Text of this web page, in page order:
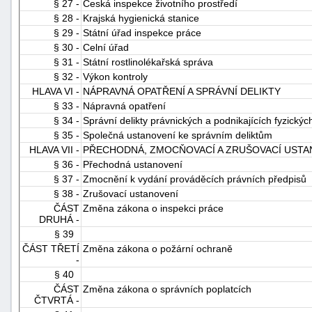
§ 27 - Česká inspekce životního prostředí
§ 28 - Krajská hygienická stanice
§ 29 - Státní úřad inspekce práce
§ 30 - Celní úřad
§ 31 - Státní rostlinolékařská správa
§ 32 - Výkon kontroly
HLAVA VI - NÁPRAVNÁ OPATŘENÍ A SPRÁVNÍ DELIKTY
§ 33 - Nápravná opatření
§ 34 - Správní delikty právnických a podnikajících
§ 35 - Společná ustanovení ke správním deliktům
HLAVA VII - PŘECHODNÁ, ZMOCŇOVACÍ A ZRUŠOVACÍ
§ 36 - Přechodná ustanovení
§ 37 - Zmocnění k vydání prováděcích právních předpisů
§ 38 - Zrušovací ustanovení
ČÁST
DRUHÁ -
Změna zákona o inspekci práce
§ 39
ČÁST TŘETÍ
-
Změna zákona o požární ochraně
§ 40
ČÁST
ČTVRTÁ -
Změna zákona o správních poplatcích